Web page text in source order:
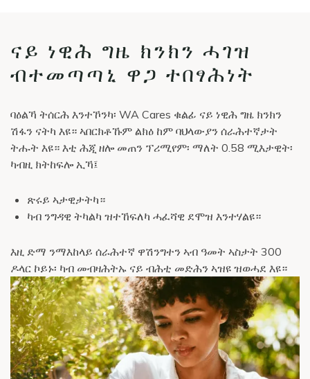
ናይ ነዊሕ ግዜ ክንክን ሓገዝ
ብተመጣጣኒ ዋጋ ተበፃሕነት
ባዕልኻ ትሰርሕ እንተኾንካ፡ WA Cares ቁልፊ ናይ ነዊሕ ግዜ ክንክን
ሽፋን ናትካ እዩ። ኣበርክቶኹም ልክዕ ከም ባህላውያን ሰራሕተኛታት
ትሑት እዩ። እቲ ሕጂ ዘሎ መጠን ፕሪሚየም፡ ማለት 0.58 ሚእታዊት፡
ካብዚ ክትከፍሎ ኢኻ፤
ጽሩይ ኣታዊታትካ።
ካብ ንግዳዊ ትካልካ ዝተኸፍለካ ሓፈሻዊ ደሞዝ እንተሃልዩ።
እዚ ድማ ንማእከላይ ሰራሕተኛ ዋሽንግተን ኣብ ዓመት ኣስታት 300
ዶላር ኮይኑ፡ ካብ መብዛሕትኡ ናይ ብሕቲ መድሕን ኣዝዩ ዝወሓደ እዩ።